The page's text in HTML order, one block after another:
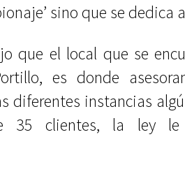
sino que se
que el local que se
es donde
diferentes instancias
35 clientes, la ley le